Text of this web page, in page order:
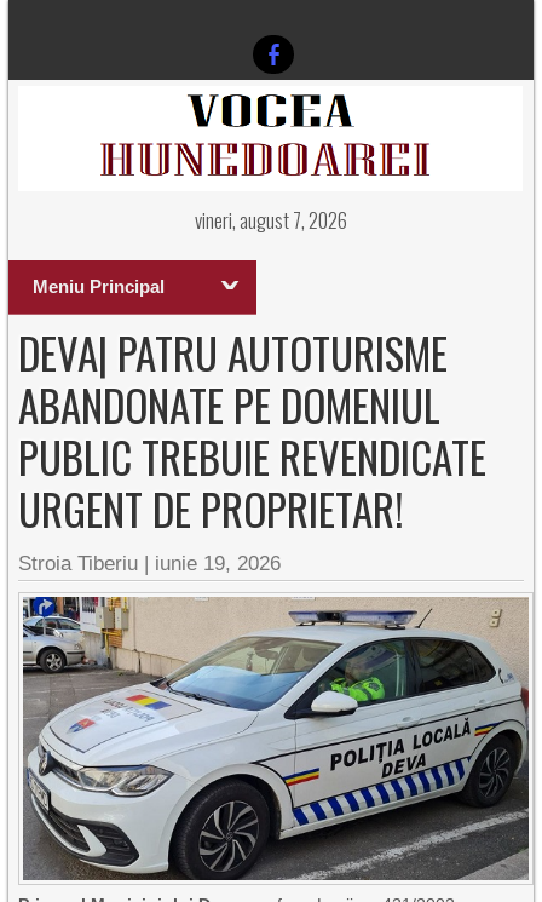
vineri, august 7, 2026
Meniu Principal
DEVA| PATRU AUTOTURISME
ABANDONATE PE DOMENIUL
PUBLIC TREBUIE REVENDICATE
URGENT DE PROPRIETAR!
Stroia Tiberiu | iunie 19, 2026